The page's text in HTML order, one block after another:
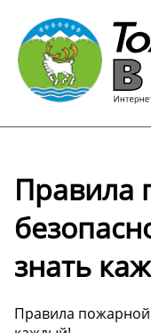
Правила
знать
Правила пожарной